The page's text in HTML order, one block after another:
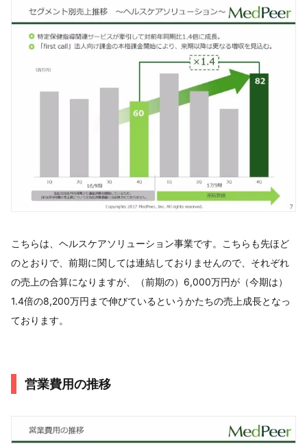
こちらは、ヘルスケアソリューション事業です。こちらも先ほど
のとおりで、前期に関しては連結しておりませんので、それぞれ
の売上の合算になりますが、（前期の）6,000万円が（今期は）
1.4倍の8,200万円まで伸びているというかたちの売上成長となっ
ております。
営業費用の推移